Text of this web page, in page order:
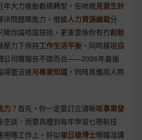
年大力推動數碼轉型，佢哋嘅見習生計
決問題嘅能力。根據人力資源總裁分
睇你識唔識技術，更重要係你有冇創新
壓力下保持工作生活平衡 ，同時展現自
公司嘅報告不謀而合——2026年最搶
得靈活運用專業知識 ，同時具備高人際
力 ？首先，你一定要訂立清晰嘅事業發
空談，而要具體到每年學習乜嘢新技
用喺工作上。好似崔日雄博士喺職涯講